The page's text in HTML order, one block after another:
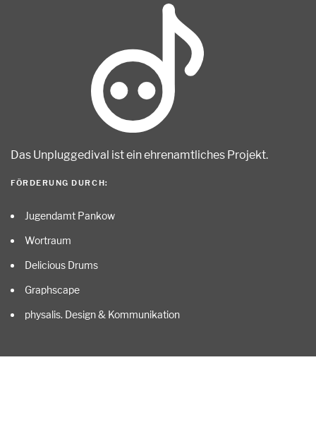
Das Unpluggedival ist ein ehrenamtliches Projekt.
FÖRDERUNG DURCH:
Jugendamt Pankow
Wortraum
Delicious Drums
Graphscape
physalis. Design & Kommunikation
ALLE …